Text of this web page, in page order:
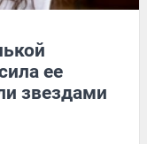
ее
звездами